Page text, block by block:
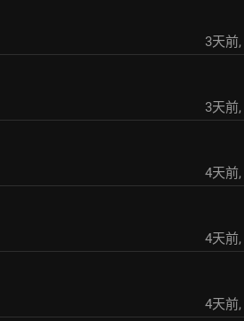
3天前,
3天前,
4天前,
4天前,
4天前,